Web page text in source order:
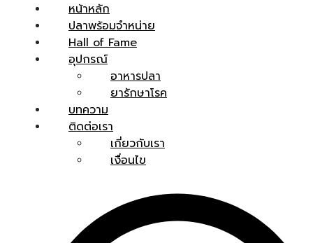
หน้าหลัก
ปลาพร้อมจำหน่าย
Hall of Fame
อุปกรณ์
อาหารปลา
ยารักษาโรค
บทความ
ติดต่อเรา
เกี่ยวกับเรา
เงื่อนไข